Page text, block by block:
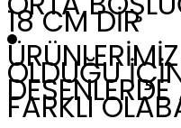
18 CM DİR
OLDUĞU
FARKLI